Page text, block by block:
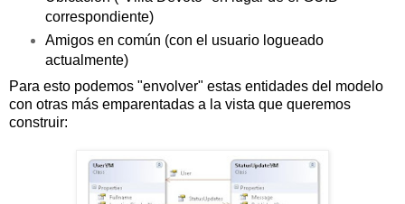
correspondiente)
Amigos en común (con el usuario logueado
actualmente)
Para esto podemos "envolver" estas entidades del modelo
con otras más emparentadas a la vista que queremos
construir: